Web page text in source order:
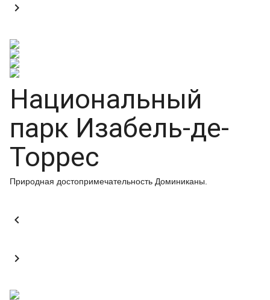

Национальный
парк Изабель-де-
Торрес
Природная достопримечательность Доминиканы.

